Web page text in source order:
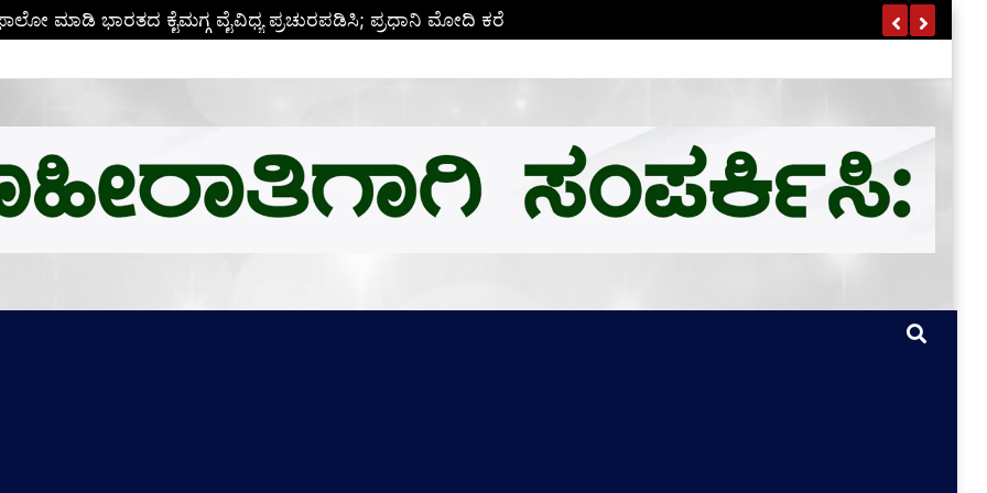
ಚಿನ್ನದ ಪದಕದ ಗರಿ: ಉನ್ನತ ಸಂಶೋಧನೆಗೆ ಅಮೆರಿಕಕ್ಕೆ ಪಯಣ